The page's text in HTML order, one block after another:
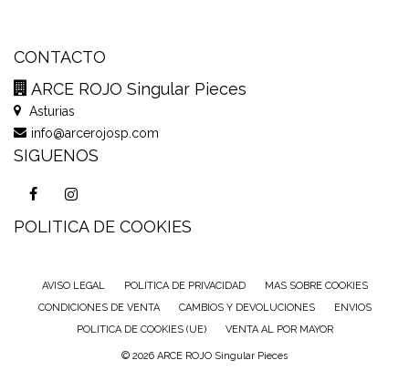
CONTACTO
ARCE ROJO Singular Pieces
Asturias
info@arcerojosp.com
SIGUENOS
POLITICA DE COOKIES
AVISO LEGAL POLITICA DE PRIVACIDAD
MAS SOBRE COOKIES
CONDICIONES DE VENTA
CAMBIOS Y DEVOLUCIONES
ENVIOS
POLITICA DE COOKIES (UE)
VENTA AL POR MAYOR
© 2026 ARCE ROJO Singular Pieces